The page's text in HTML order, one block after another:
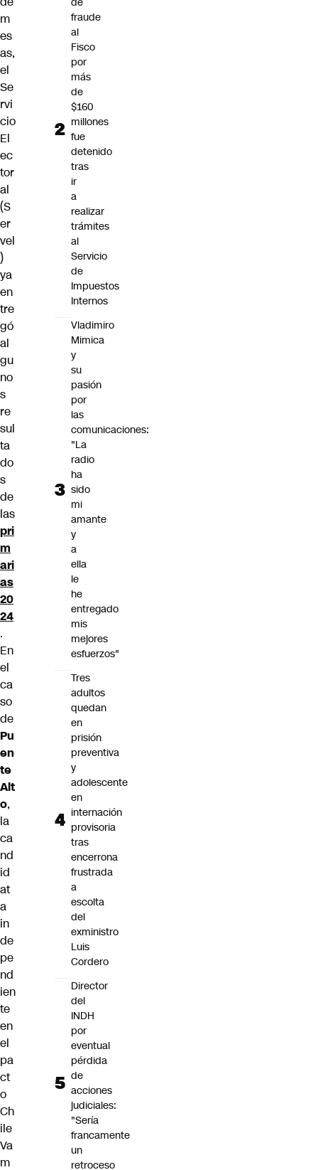
m
es
as,
el
Se
rvi
cio
El
ec
tor
al
(S
er
vel
)
ya
en
tre
gó
al
gu
no
s
re
sul
ta
do
s
de
las
pri
m
ari
as
20
24
.
En
el
ca
so
de
Pu
en
te
Alt
o,
la
ca
nd
id
at
a
in
de
pe
nd
ien
te
en
el
pa
ct
o
Ch
ile
Va
m
fraude
al
Fisco
por
más
de
$160
millones
fue
detenido
tras
ir
a
realizar
trámites
al
Servicio
de
Impuestos
Internos
Vladimiro
Mimica
y
su
pasión
por
las
comunicaciones:
"La
radio
ha
sido
mi
amante
y
a
ella
le
he
entregado
mis
mejores
esfuerzos"
Tres
adultos
quedan
en
prisión
preventiva
y
adolescente
en
internación
provisoria
tras
encerrona
frustrada
a
escolta
del
exministro
Luis
Cordero
Director
del
INDH
por
eventual
pérdida
de
acciones
judiciales:
"Sería
francamente
un
retroceso